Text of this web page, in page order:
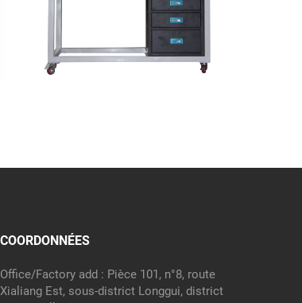
COORDONNÉES
Office/Factory add : Pièce 101, n°8, route
Xialiang Est, sous-district Longgui, district